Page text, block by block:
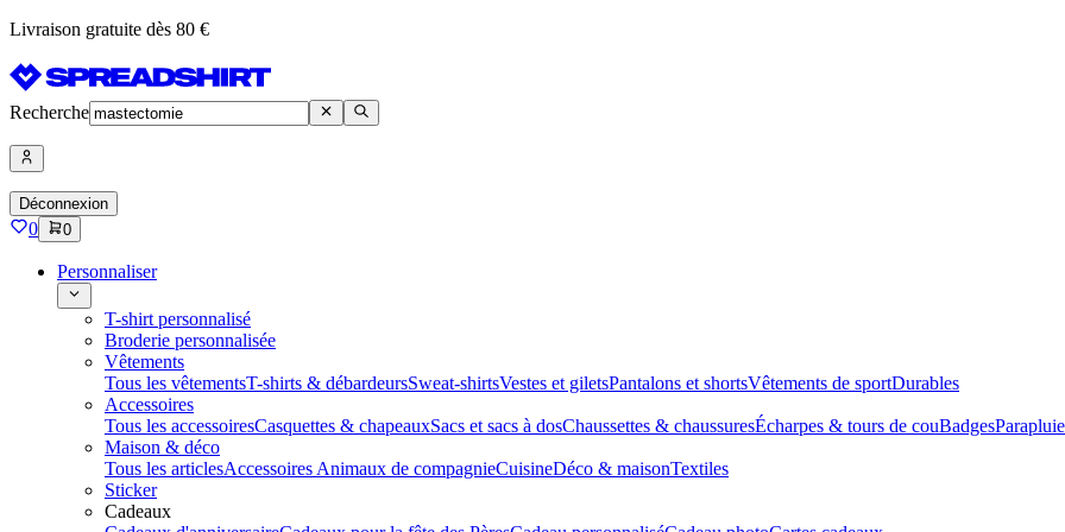
Livraison gratuite dès 80 €
Recherche
Déconnexion
0 0
Personnaliser
T-shirt personnalisé
Broderie personnalisée
Vêtements
Tous les vêtementsT-shirts & débardeursSweat-shirtsVestes et giletsPantalons et shortsVêtements de sportDurables
Accessoires
Tous les accessoiresCasquettes & chapeauxSacs et sacs à dosChaussettes & chaussuresÉcharpes & tours de couBadges
Maison & déco
Tous les articlesAccessoires Animaux de compagnieCuisineDéco & maisonTextiles
Sticker
Cadeaux